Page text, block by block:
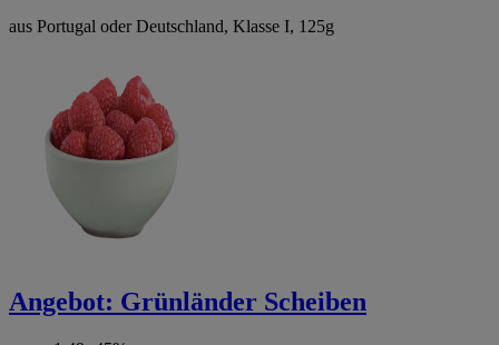
aus Portugal oder Deutschland, Klasse I, 125g
Angebot: Grünländer Scheiben